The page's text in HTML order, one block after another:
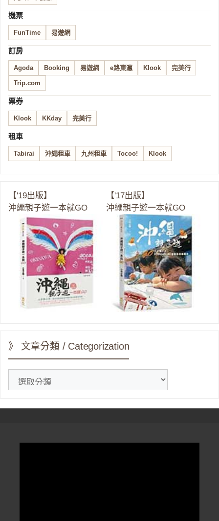
機票
FunTime 易遊網
訂房
Agoda Booking 易遊網 e路東瀛 Klook 完美行
Trip.com
票券
Klook KKday 完美行
租車
Tabirai 沖繩租車 九州租車 Tocoo! Klook
【'19出版】
沖繩親子遊一本就GO
【'17出版】
沖繩親子遊一本就GO
》 文章分類 / Categorization
分